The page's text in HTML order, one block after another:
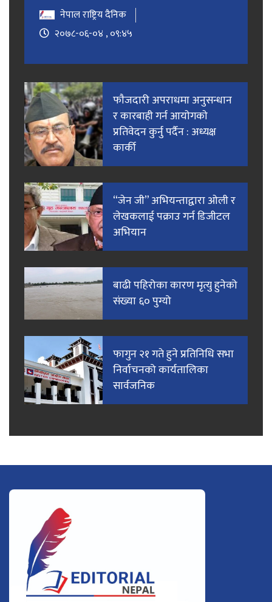
नेपाल राष्ट्रिय दैनिक
२०७८-०६-०४ , ०९:४५
फाैजदारी अपराधमा अनुसन्धान
र कारबाही गर्न आयाेगकाे
प्रतिवेदन कुर्नु पर्दैन : अध्यक्ष
कार्की
“जेन जी” अभियन्ताद्वारा ओली र
लेखकलाई पक्राउ गर्न डिजीटल
अभियान
बाढी पहिरोका कारण मृत्यु हुनेको
संख्या ६० पुग्यो
फागुन २१ गते हुने प्रतिनिधि सभा
निर्वाचनको कार्यतालिका
सार्वजनिक